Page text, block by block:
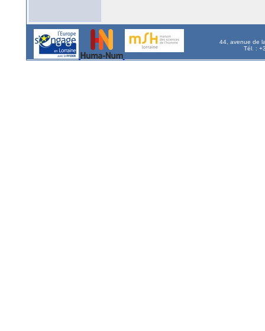
44, avenue de
Tél. :